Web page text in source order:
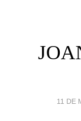
11 DE